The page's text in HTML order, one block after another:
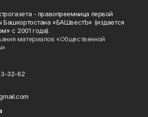
- правопреемница первой
Башкортостана «БАШвестЪ» (издается
с 2001 года).
материалов «Общественной
32-62